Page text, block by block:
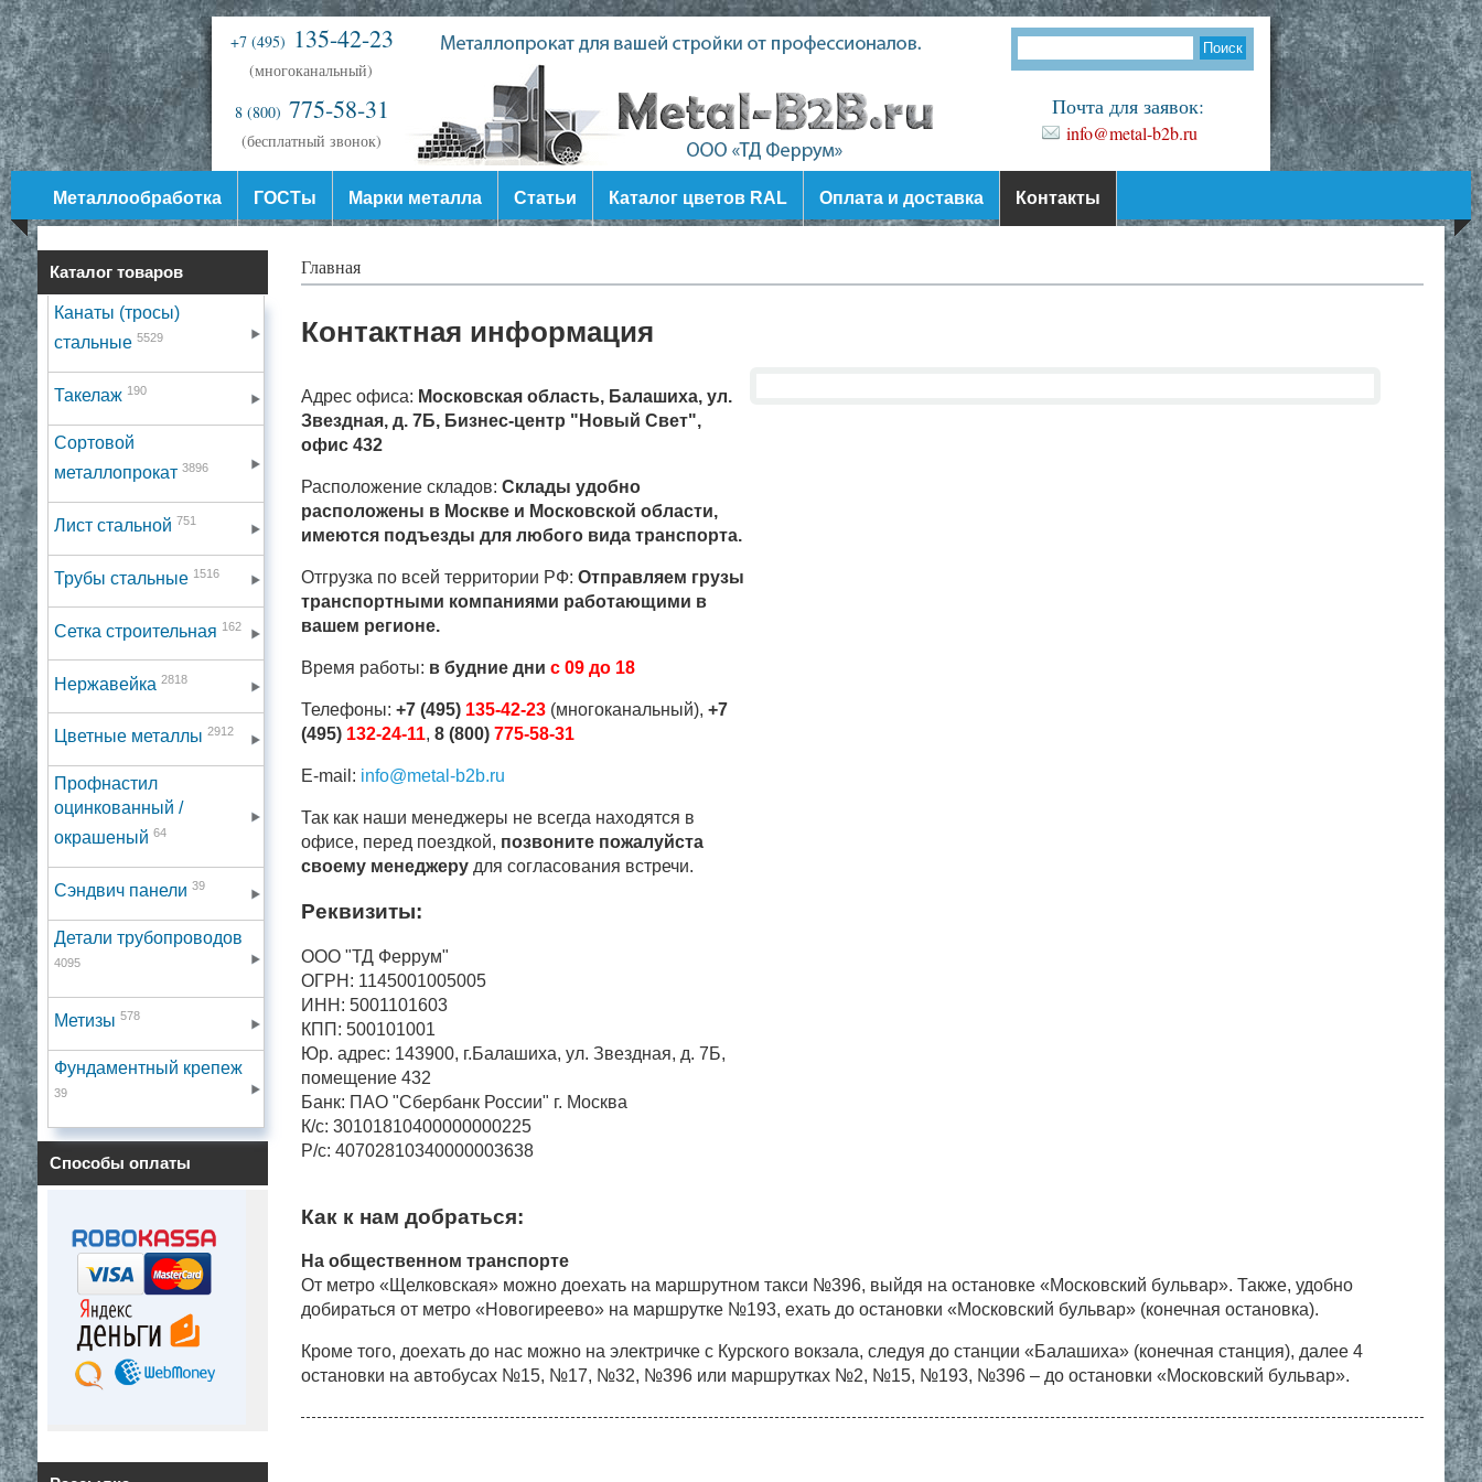
Почта для заявок:
info@metal-b2b.ru
+7 (495) 135-42-23
(многоканальный)
8 (800) 775-58-31
(бесплатный звонок)
Металлообработка ГОСТы Марки металла Статьи Каталог цветов RAL Оплата и доставка Контакты
Каталог товаров
Канаты (тросы)
стальные 5529
Такелаж 190
Сортовой
металлопрокат 3896
Лист стальной 751
Трубы стальные 1516
Сетка строительная 162
Нержавейка 2818
Цветные металлы 2912
Профнастил
оцинкованный /
окрашеный 64
Сэндвич панели 39
Детали трубопроводов
4095
Метизы 578
Фундаментный крепеж
39
Способы оплаты
Главная
Контактная информация
Адрес офиса: Московская область, Балашиха, ул.
Звездная, д. 7Б, Бизнес-центр "Новый Свет",
офис 432
Расположение складов: Склады удобно
расположены в Москве и Московской области,
имеются подъезды для любого вида транспорта.
Отгрузка по всей территории РФ: Отправляем грузы
транспортными компаниями работающими в
вашем регионе.
Время работы: в будние дни с 09 до 18
Телефоны: +7 (495) 135-42-23(многоканальный), +7
(495) 132-24-11, 8 (800)775-58-31
E-mail: info@metal-b2b.ru
Так как наши менеджеры не всегда находятся в
офисе, перед поездкой, позвоните пожалуйста
своему менеджерудля согласования встречи.
Реквизиты:
ООО "ТД Феррум"
ОГРН: 1145001005005
ИНН: 5001101603
КПП: 500101001
Юр. адрес: 143900, г.Балашиха, ул. Звездная, д. 7Б,
помещение 432
Банк: ПАО "Сбербанк России" г. Москва
К/с: 30101810400000000225
Р/с: 40702810340000003638
Как к нам добраться:
На общественном транспорте
От метро «Щелковская» можно доехать на маршрутном такси №396, выйдя на остановке «Московский бульвар». Также, удобно
добираться от метро «Новогиреево» на маршрутке №193, ехать до остановки «Московский бульвар» (конечная остановка).
Кроме того, доехать до нас можно на электричке c Курского вокзала, следуя до станции «Балашиха» (конечная станция), далее 4
остановки на автобусах №15, №17, №32, №396 или маршрутках №2, №15, №193, №396 – до остановки «Московский бульвар».